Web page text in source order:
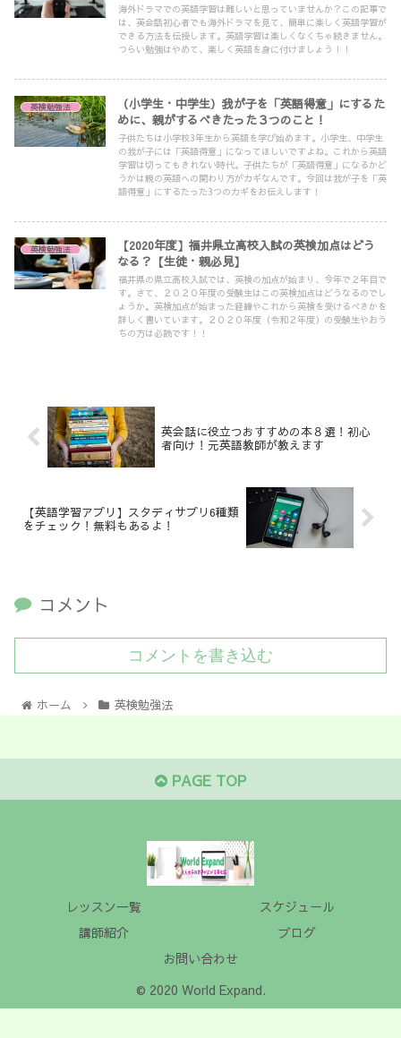
海外ドラマでの英語学習は難しいと思っていませんか？この記事で
は、英会話初心者でも海外ドラマを見て、簡単に楽しく英語学習が
できる方法を伝授します。英語学習は楽しくなくちゃ続きません。
つらい勉強はやめて、楽しく英語を身に付けましょう！！
英検勉強法
（小学生・中学生）我が子を「英語得意」にするた
めに、親がするべきたった３つのこと！
子供たちは小学校3年生から英語を学び始めます。小学生、中学生
の我が子には「英語得意」になってほしいですよね。これから英語
学習は切ってもきれない時代。子供たちが「英語得意」になるかど
うかは親の英語への関わり方がカギなんです。今回は我が子を「英
語得意」にするたった3つのカギをお伝えします！
英検勉強法
【2020年度】福井県立高校入試の英検加点はどう
なる？【生徒・親必見】
福井県の県立高校入試では、英検の加点が始まり、今年で２年目で
す。さて、２０２０年度の受験生はこの英検加点はどうなるのでし
ょうか。英検加点が始まった経緯やこれから英検を受けるべきかを
詳しく書いています。２０２０年度（令和２年度）の受験生やおう
ちの方は必読です！！
英会話に役立つおすすめの本８選！初心
者向け！元英語教師が教えます
【英語学習アプリ】スタディサプリ6種類
をチェック！無料もあるよ！
コメント
コメントを書き込む
ホーム 英検勉強法
PAGE TOP
レッスン一覧
スケジュール
講師紹介
ブログ
お問い合わせ
© 2020 World Expand.